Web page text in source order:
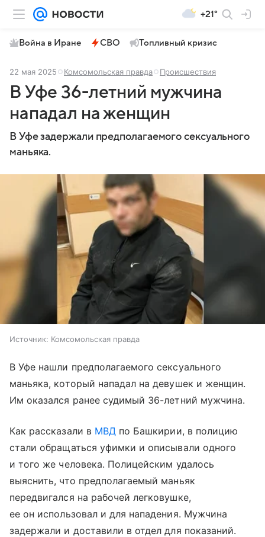
+21°
Война в Иране СВО Топливный кризис
22 мая 2025 Комсомольская правда Происшествия
В Уфе 36-летний мужчина
нападал на женщин
В Уфе задержали предполагаемого сексуального
маньяка.
Источник: Комсомольская правда
В Уфе нашли предполагаемого сексуального
маньяка, который нападал на девушек и женщин.
Им оказался ранее судимый 36-летний мужчина.
Как рассказали в МВД по Башкирии, в полицию
стали обращаться уфимки и описывали одного
и того же человека. Полицейским удалось
выяснить, что предполагаемый маньяк
передвигался на рабочей легковушке,
ее он использовал и для нападения. Мужчина
задержали и доставили в отдел для показаний.